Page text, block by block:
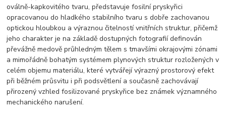
oválně-kapkovitého tvaru, představuje fosilní pryskyřici
opracovanou do hladkého stabilního tvaru s dobře zachovanou
optickou hloubkou a výraznou čitelností vnitřních struktur, přičemž
jeho charakter je na základě dostupných fotografií definován
převážně medově průhledným tělem s tmavšími okrajovými zónami
a mimořádně bohatým systémem plynových struktur rozložených v
celém objemu materiálu, které vytvářejí výrazný prostorový efekt
při běžném průsvitu i při podsvětlení a současně zachovávají
přirozený vzhled fosilizované pryskyřice bez známek významného
mechanického narušení.